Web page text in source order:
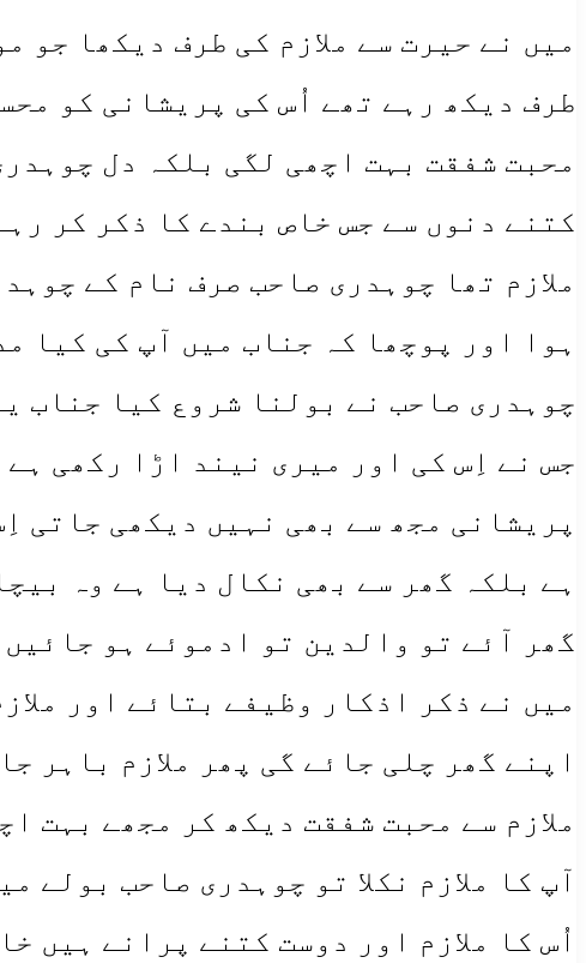
میں نے حیرت سے ملازم کی طرف دیکھا جو
طرف دیکھ رہے تھے اُس کی پریشانی کو
محبت شفقت بہت اچھی لگی بلکہ دل
کتنے دنوں سے جس خاص بندے کا ذکر کر
ملازم تھا چوہدری صاحب صرف نام کے
ہوا اور پوچھا کہ جناب میں آپ کی کیا
چوہدری صاحب نے بولنا شروع کیا جناب
جس نے اِس کی اور میری نیند اڑا رکھی
پریشانی مجھ سے بھی نہیں دیکھی جاتی
ہے بلکہ گھر سے بھی نکال دیا ہے وہ
گھر آئے تو والدین تو ادموئے ہو
میں نے ذکر اذکار وظیفے بتائے اور
اپنے گھر چلی جائے گی پھر ملازم باہر
ملازم سے محبت شفقت دیکھ کر مجھے بہت
آپ کا ملازم نکلا تو چوہدری صاحب
اُس کا ملازم اور دوست کتنے پرانے ہیں